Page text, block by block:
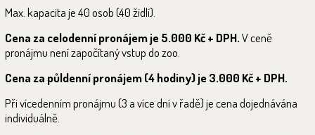
Max. kapacita je 40 osob (40 židlí).
Cena za celodenní pronájem je 5.000 Kč + DPH.V ceně
pronájmu není započítaný vstup do zoo.
Cena za půldenní pronájem (4 hodiny) je 3.000 Kč + DPH.
Při vícedenním pronájmu (3 a více dní v řadě) je cena dojednávána
individuálně.